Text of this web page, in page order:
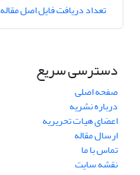
تعداد دریافت فایل اصل مقاله
دسترسی سریع
صفحه اصلی
درباره نشریه
اعضای هیات تحریریه
ارسال مقاله
تماس با ما
نقشه سایت